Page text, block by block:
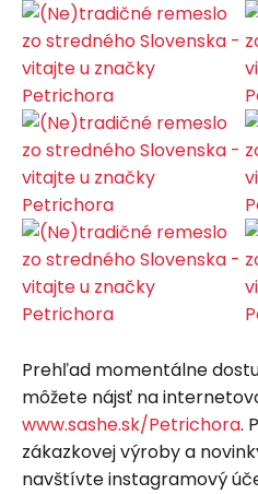
Prehľad momentálne
môžete nájsť na
www.sashe.sk/Petrichora.
zákazkovej výroby a
navštívte instagramový